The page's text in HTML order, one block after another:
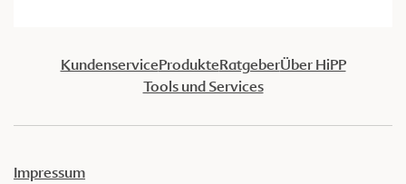
KundenserviceProdukteRatgeberÜber HiPP
Tools und Services
Impressum